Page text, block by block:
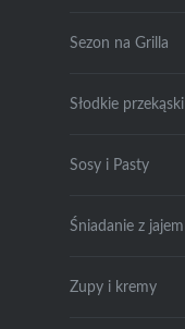
Sezon na Grilla
Słodkie przekąski
Sosy i Pasty
Śniadanie z jajem
Zupy i kremy